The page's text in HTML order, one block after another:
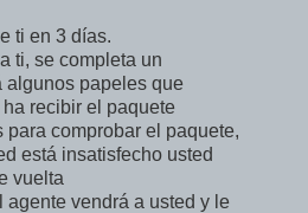
ti en 3 días.
ti, se completa un
algunos papeles que
recibir el paquete
para comprobar el paquete,
está insatisfecho usted
vuelta
agente vendrá a usted y le